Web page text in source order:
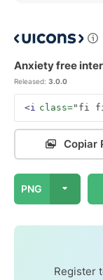
Anxiety free
Released: 3.0.0
<i class="fi
Copiar
PNG
Register